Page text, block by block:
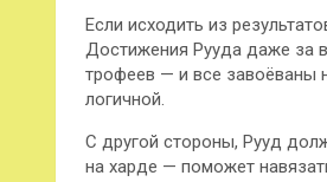
Если исходить из
Достижения Рууда даже за
трофеев — и все завоёваны
логичной.
С другой стороны, Рууд
на харде — поможет